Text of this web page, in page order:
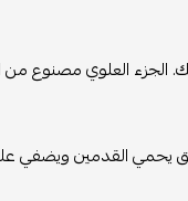
الجزء العلوي مصنوع من
يحمي القدمين ويضفي